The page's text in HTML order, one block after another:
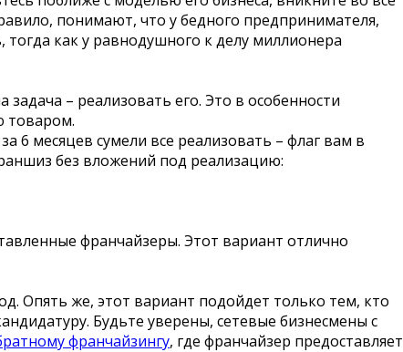
понимают, что у бедного предпринимателя,
как у равнодушного к делу миллионера
– реализовать его. Это в особенности
товаром.
6 месяцев сумели все реализовать – флаг вам в
без вложений под реализацию:
франчайзеры. Этот вариант отлично
Опять же, этот вариант подойдет только тем, кто
Будьте уверены, сетевые бизнесмены с
франчайзингу, где франчайзер предоставляет